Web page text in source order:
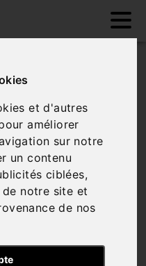
et d'autres
améliorer
sur notre
un contenu
ciblées,
notre site et
de nos
vous pouvez en
de véhicules
des